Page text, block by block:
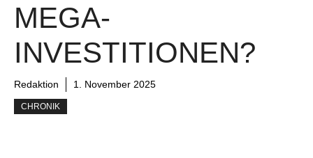
MEGA-
INVESTITIONEN?
Redaktion 1. November 2025
CHRONIK